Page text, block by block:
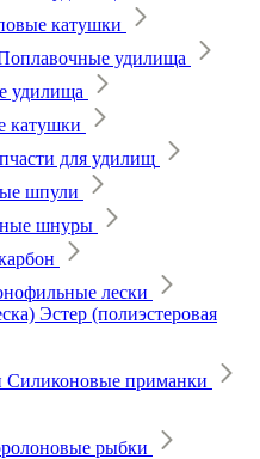
катушки
удилища
удилища
катушки
для удилищ
шпули
шнуры
лески
Эстер (полиэстеровая
Силиконовые приманки
рыбки